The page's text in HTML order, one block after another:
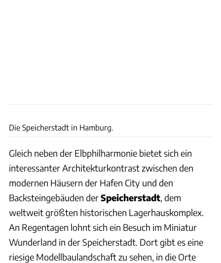
Die Speicherstadt in Hamburg.
Gleich neben der Elbphilharmonie bietet sich ein
interessanter Architekturkontrast zwischen den
modernen Häusern der Hafen City und den
Backsteingebäuden derSpeicherstadt, dem
weltweit größten historischen Lagerhauskomplex.
An Regentagen lohnt sich ein Besuch im Miniatur
Wunderland in der Speicherstadt. Dort gibt es eine
riesige Modellbaulandschaft zu sehen, in die Orte